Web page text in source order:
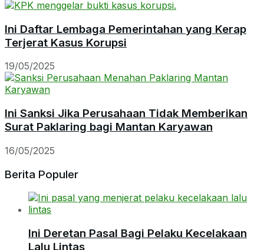
Ini Daftar Lembaga Pemerintahan yang Kerap
Terjerat Kasus Korupsi
19/05/2025
Ini Sanksi Jika Perusahaan Tidak Memberikan
Surat Paklaring bagi Mantan Karyawan
16/05/2025
Berita Populer
Ini Deretan Pasal Bagi Pelaku Kecelakaan
Lalu Lintas